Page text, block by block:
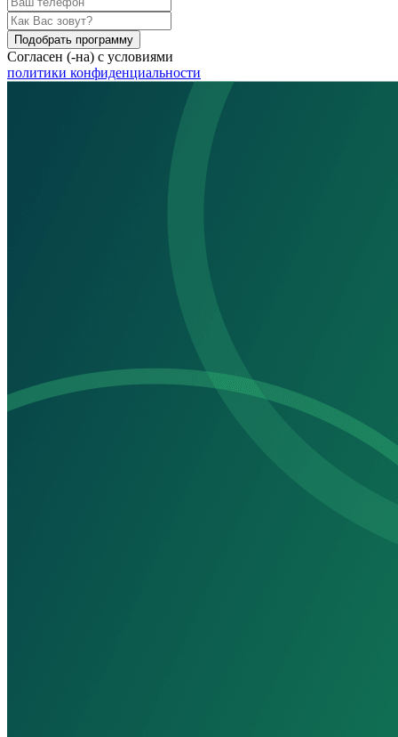
Подобрать программу
Согласен (-на) с условиями
политики конфиденциальности